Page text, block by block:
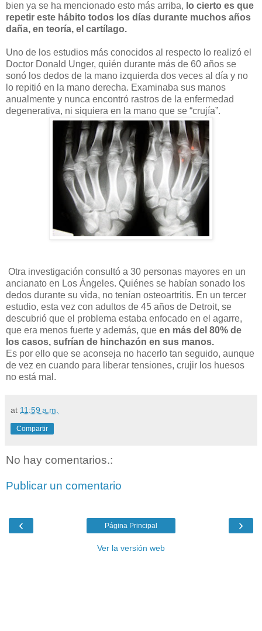
bien ya se ha mencionado esto más arriba, lo cierto es que
repetir este hábito todos los días durante muchos años
daña, en teoría, el cartílago.
Uno de los estudios más conocidos al respecto lo realizó el
Doctor Donald Unger, quién durante más de 60 años se
sonó los dedos de la mano izquierda dos veces al día y no
lo repitió en la mano derecha. Examinaba sus manos
anualmente y nunca encontró rastros de la enfermedad
degenerativa, ni siquiera en la mano que se “crujía”.
Otra investigación consultó a 30 personas mayores en un
ancianato en Los Ángeles. Quiénes se habían sonado los
dedos durante su vida, no tenían osteoartritis. En un tercer
estudio, esta vez con adultos de 45 años de Detroit, se
descubrió que el problema estaba enfocado en el agarre,
que era menos fuerte y además, que en más del 80% de
los casos, sufrían de hinchazón en sus manos.
Es por ello que se aconseja no hacerlo tan seguido, aunque
de vez en cuando para liberar tensiones, crujir los huesos
no está mal.
at 11:59 a.m.
Compartir
No hay comentarios.:
Publicar un comentario
‹ ›
Página Principal
Ver la versión web